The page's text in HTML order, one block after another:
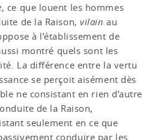
, ce que louent les hommes
de la Raison,vilain au
à l’établissement de
montré quels sont les
La différence entre la vertu
se perçoit aisément dès
ne consistant en rien d’autre
de la Raison,
seulement en ce que
conduire par les